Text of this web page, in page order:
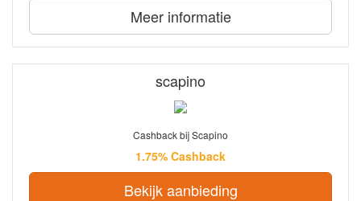
Meer informatie
scapino
Cashback bij Scapino
1.75% Cashback
Bekijk aanbieding